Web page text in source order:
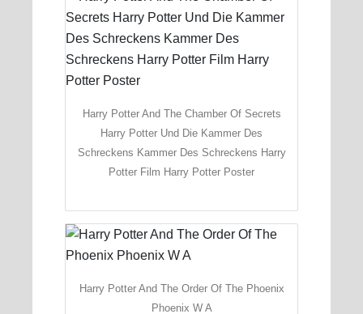
Harry Potter And The Chamber Of Secrets
Harry Potter Und Die Kammer Des
Schreckens Kammer Des Schreckens Harry
Potter Film Harry Potter Poster
Harry Potter And The Order Of The Phoenix
Phoenix W A